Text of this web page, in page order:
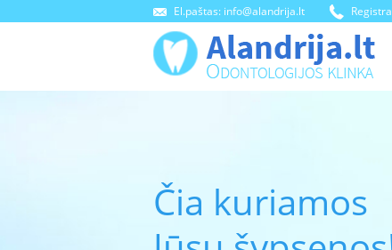
El.paštas: info@alandrija.lt
Čia kuriamos